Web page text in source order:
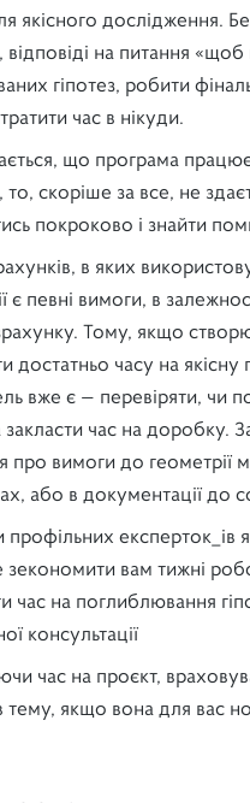
якісного дослідження.
відповіді на питання
гіпотез, робити
час в нікуди.
що програма
то, скоріше за все, не
покроково і знайти
в яких
є певні вимоги, в
Тому, якщо
достатньо часу на
вже є — перевіряти, чи
закласти час на доробку.
про вимоги до геометрії
або в документації до
профільних експерток_ів
вам тижні
час на поглиблювання
консультації
час на проєкт,
тему, якщо вона для вас